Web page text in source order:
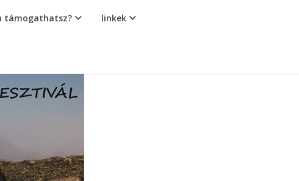
támogathatsz? linkek